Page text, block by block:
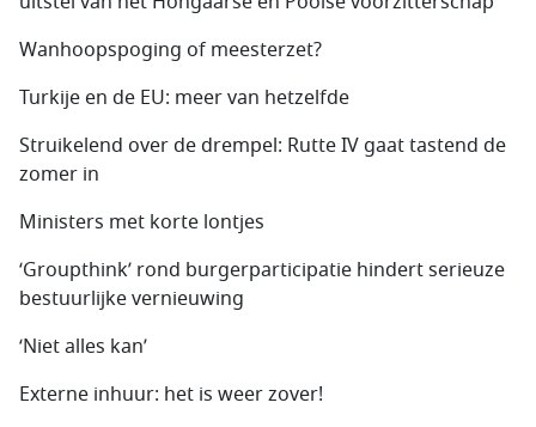
Wanhoopspoging of meesterzet?
Turkije en de EU: meer van hetzelfde
Struikelend over de drempel: Rutte IV gaat tastend de
zomer in
Ministers met korte lontjes
‘Groupthink’ rond burgerparticipatie hindert serieuze
bestuurlijke vernieuwing
‘Niet alles kan’
Externe inhuur: het is weer zover!